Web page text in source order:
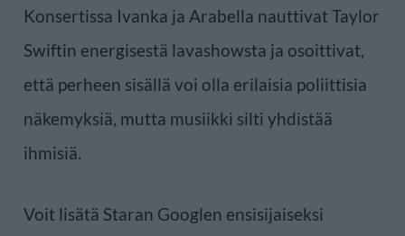
Konsertissa Ivanka ja Arabella nauttivat Taylor
Swiftin energisestä lavashowsta ja osoittivat,
että perheen sisällä voi olla erilaisia poliittisia
näkemyksiä, mutta musiikki silti yhdistää
ihmisiä.
Voit lisätä Staran Googlen ensisijaiseksi